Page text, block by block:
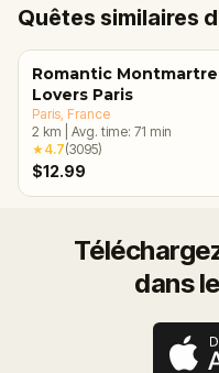
Quêtes similaires
Romantic
Lovers Paris
Paris , France
2 km Avg. time: 71 min
★4.7(3095)
$12.99
dans